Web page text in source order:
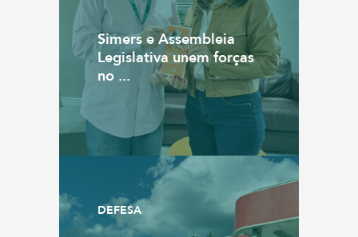
Simers e Assembleia
Legislativa unem forças
no ...
DEFESA